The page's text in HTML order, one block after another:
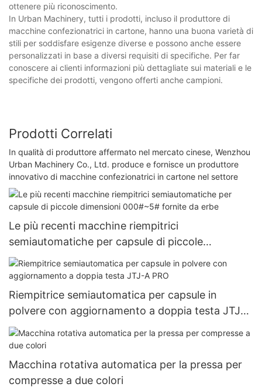
ottenere più riconoscimento.
In Urban Machinery, tutti i prodotti, incluso il produttore di
macchine confezionatrici in cartone, hanno una buona varietà di
stili per soddisfare esigenze diverse e possono anche essere
personalizzati in base a diversi requisiti di specifiche. Per far
conoscere ai clienti informazioni più dettagliate sui materiali e le
specifiche dei prodotti, vengono offerti anche campioni.
Prodotti Correlati
In qualità di produttore affermato nel mercato cinese, Wenzhou
Urban Machinery Co., Ltd. produce e fornisce un produttore
innovativo di macchine confezionatrici in cartone nel settore
Le più recenti macchine riempitrici
semiautomatiche per capsule di piccole
dimensioni 000#~5# fornite da erbe
Riempitrice semiautomatica per capsule in
polvere con aggiornamento a doppia testa JTJ-A
PRO
Macchina rotativa automatica per la pressa per
compresse a due colori